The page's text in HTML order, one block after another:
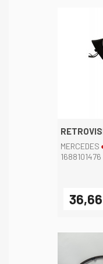
MERCEDES
1688101476